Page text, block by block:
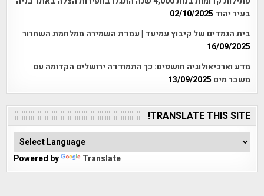
בעיר יהוד 02/10/2025
בית הגמדים של קיבוץ עמיעד | עמדת השמירה ממלחמת השחרור
16/09/2025
מדע וארכיאולוגיה חושפים: כך התמודדה ירושלים הקדומה עם
משבר מים 13/09/2025
TRANSLATE THIS SITE!
Powered by Translate